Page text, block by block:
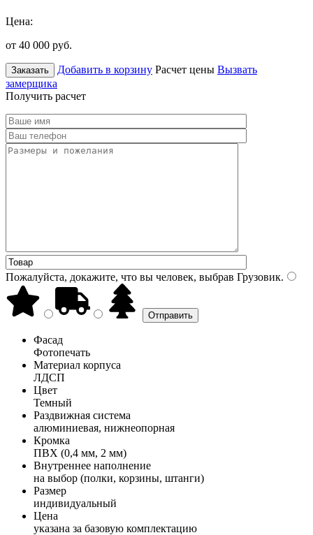
Цена:
от 40 000 руб.
Заказать Добавить в корзину Расчет цены Вызвать
замерщика
Получить расчет
Пожалуйста, докажите, что вы человек, выбрав Грузовик.
Фасад
Фотопечать
Материал корпуса
ЛДСП
Цвет
Темный
Раздвижная система
алюминиевая, нижнеопорная
Кромка
ПВХ (0,4 мм, 2 мм)
Внутреннее наполнение
на выбор (полки, корзины, штанги)
Размер
индивидуальный
Цена
указана за базовую комплектацию